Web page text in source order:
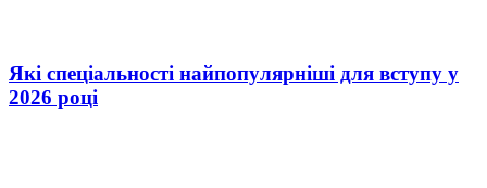
Які спеціальності найпопулярніші для вступу у
2026 році